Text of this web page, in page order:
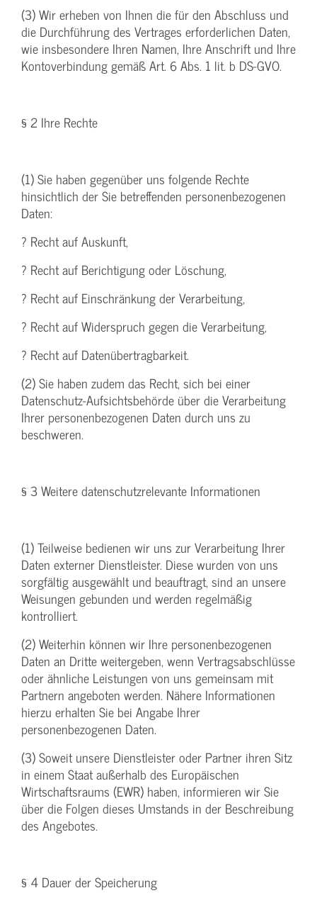
(3) Wir erheben von Ihnen die für den Abschluss und
die Durchführung des Vertrages erforderlichen Daten,
wie insbesondere Ihren Namen, Ihre Anschrift und Ihre
Kontoverbindung gemäß Art. 6 Abs. 1 lit. b DS-GVO.
§ 2 Ihre Rechte
(1) Sie haben gegenüber uns folgende Rechte
hinsichtlich der Sie betreffenden personenbezogenen
Daten:
? Recht auf Auskunft,
? Recht auf Berichtigung oder Löschung,
? Recht auf Einschränkung der Verarbeitung,
? Recht auf Widerspruch gegen die Verarbeitung,
? Recht auf Datenübertragbarkeit.
(2) Sie haben zudem das Recht, sich bei einer
Datenschutz-Aufsichtsbehörde über die Verarbeitung
Ihrer personenbezogenen Daten durch uns zu
beschweren.
§ 3 Weitere datenschutzrelevante Informationen
(1) Teilweise bedienen wir uns zur Verarbeitung Ihrer
Daten externer Dienstleister. Diese wurden von uns
sorgfältig ausgewählt und beauftragt, sind an unsere
Weisungen gebunden und werden regelmäßig
kontrolliert.
(2) Weiterhin können wir Ihre personenbezogenen
Daten an Dritte weitergeben, wenn Vertragsabschlüsse
oder ähnliche Leistungen von uns gemeinsam mit
Partnern angeboten werden. Nähere Informationen
hierzu erhalten Sie bei Angabe Ihrer
personenbezogenen Daten.
(3) Soweit unsere Dienstleister oder Partner ihren Sitz
in einem Staat außerhalb des Europäischen
Wirtschaftsraums (EWR) haben, informieren wir Sie
über die Folgen dieses Umstands in der Beschreibung
des Angebotes.
§ 4 Dauer der Speicherung